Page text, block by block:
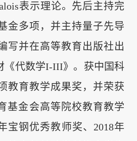
表示理论。先后主持完
金多项，并主持量子先导
写并在高等教育出版社出
《代数学I-III》。获中国科
教育教学成果奖，并荣获
基金会高等院校教育教学
宝钢优秀教师奖、2018年